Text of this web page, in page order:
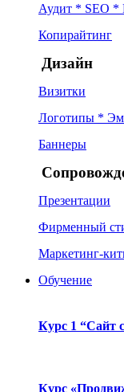
Аудит * SEO *
Копирайтинг
Дизайн
Визитки
Логотипы *
Баннеры
Презентации
Фирменный
Маркетинг-
Обучение
Курс 1 “Сайт
Курс